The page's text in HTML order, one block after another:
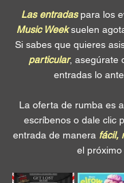
Las entradas para los
Music Week suelen
Si sabes que quieres
particular, asegúrate
entradas lo
La oferta de rumba es
escríbenos o dale clic
entrada de manera fácil,
el próximo